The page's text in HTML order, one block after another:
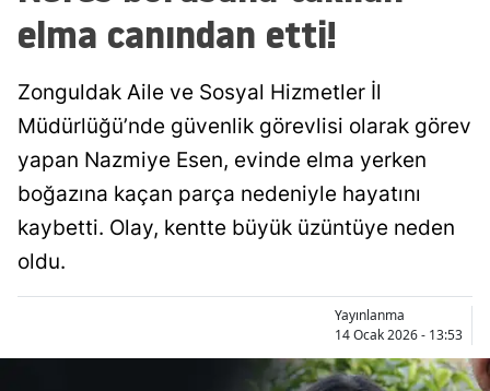
elma canından etti!
Zonguldak Aile ve Sosyal Hizmetler İl
Müdürlüğü’nde güvenlik görevlisi olarak görev
yapan Nazmiye Esen, evinde elma yerken
boğazına kaçan parça nedeniyle hayatını
kaybetti. Olay, kentte büyük üzüntüye neden
oldu.
Yayınlanma
14 Ocak 2026 - 13:53